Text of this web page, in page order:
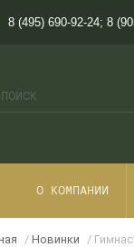
8 (495) 690-92-24; 8
О КОМПАНИИ
/ Новинки /